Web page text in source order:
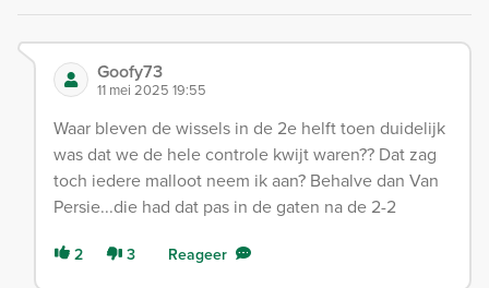
Goofy73
11 mei 2025 19:55
Waar bleven de wissels in de 2e helft toen duidelijk
was dat we de hele controle kwijt waren?? Dat zag
toch iedere malloot neem ik aan? Behalve dan Van
Persie...die had dat pas in de gaten na de 2-2
2 3 Reageer